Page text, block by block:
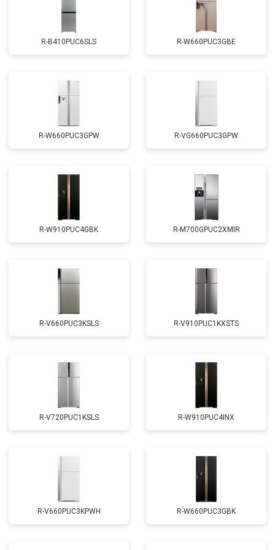
R-B410PUC6SLS R-W660PUC3GBE
R-W660PUC3GPW R-VG660PUC3GPW
R-W910PUC4GBK R-M700GPUC2XMIR
R-V660PUC3KSLS R-V910PUC1KXSTS
R-V720PUC1KSLS R-W910PUC4INX
R-V660PUC3KPWH R-W660PUC3GBK